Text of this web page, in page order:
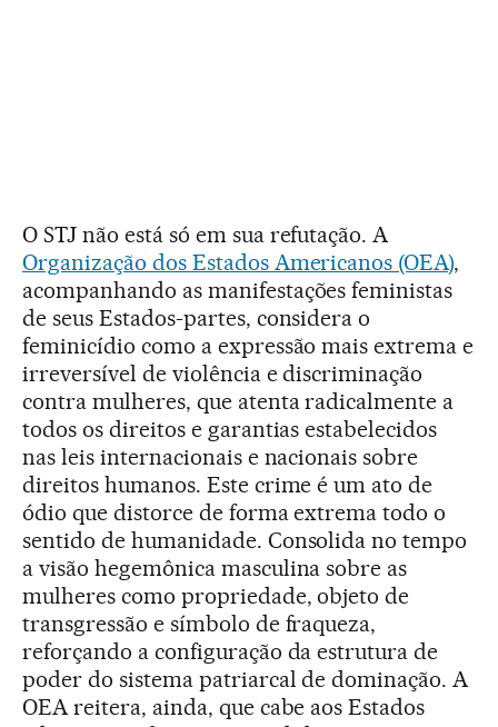
O STJ não está só em sua refutação. A
Organização dos Estados Americanos (OEA),
acompanhando as manifestações feministas
de seus Estados-partes, considera o
feminicídio como a expressão mais extrema e
irreversível de violência e discriminação
contra mulheres, que atenta radicalmente a
todos os direitos e garantias estabelecidos
nas leis internacionais e nacionais sobre
direitos humanos. Este crime é um ato de
ódio que distorce de forma extrema todo o
sentido de humanidade. Consolida no tempo
a visão hegemônica masculina sobre as
mulheres como propriedade, objeto de
transgressão e símbolo de fraqueza,
reforçando a configuração da estrutura de
poder do sistema patriarcal de dominação. A
OEA reitera, ainda, que cabe aos Estados